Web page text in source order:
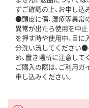
ずご確認の上、お申し込
●頭皮に傷、湿疹等異
異常が出たら使用を中
を押す時や使用中、目に
分洗い流してください
め、置き場所に注意して
ご購入の際は、ご利用ガ
申し込みください。